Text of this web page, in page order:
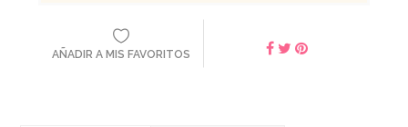
AÑADIR A MIS FAVORITOS